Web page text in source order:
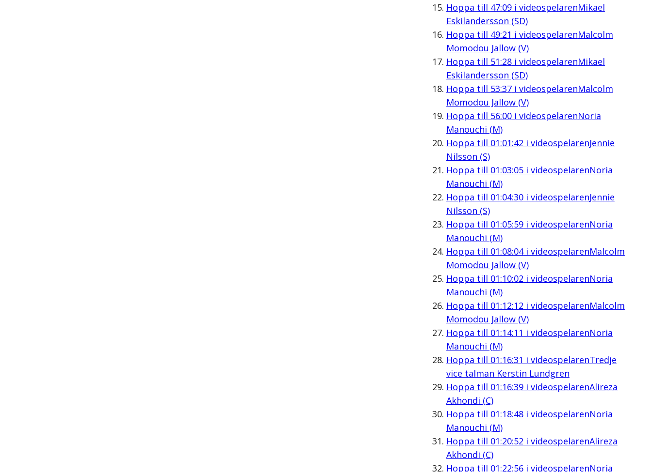
Hoppa till 47:09i videospelarenMikael
Eskilandersson (SD)
Hoppa till 49:21 i videospelarenMalcolm
Momodou Jallow (V)
Hoppa till 51:28i videospelarenMikael
Eskilandersson (SD)
Hoppa till 53:37i videospelarenMalcolm
Momodou Jallow (V)
Hoppa till 56:00i videospelarenNoria
Manouchi (M)
Hoppa till 01:01:42 i videospelarenJennie
Nilsson (S)
Hoppa till 01:03:05i videospelarenNoria
Manouchi (M)
Hoppa till 01:04:30i videospelarenJennie
Nilsson (S)
Hoppa till 01:05:59i videospelarenNoria
Manouchi (M)
Hoppa till 01:08:04i videospelarenMalcolm
Momodou Jallow (V)
Hoppa till 01:10:02 i videospelarenNoria
Manouchi (M)
Hoppa till 01:12:12 i videospelarenMalcolm
Momodou Jallow (V)
Hoppa till 01:14:11 i videospelarenNoria
Manouchi (M)
Hoppa till 01:16:31 i videospelarenTredje
vice talman Kerstin Lundgren
Hoppa till 01:16:39i videospelarenAlireza
Akhondi (C)
Hoppa till 01:18:48i videospelarenNoria
Manouchi (M)
Hoppa till 01:20:52 i videospelarenAlireza
Akhondi (C)
Hoppa till 01:22:56i videospelarenNoria